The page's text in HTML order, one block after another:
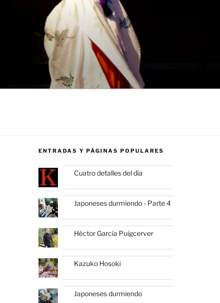
ENTRADAS Y PÁGINAS POPULARES
Cuatro detalles del día
Japoneses durmiendo - Parte 4
Héctor García Puigcerver
Kazuko Hosoki
Japoneses durmiendo